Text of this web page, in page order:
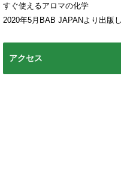
すぐ使えるアロマの化学
2020年5月BAB JAPANより出版し
アクセス